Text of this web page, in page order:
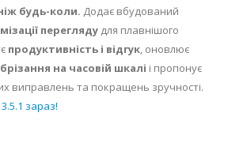
будь-коли. Додає вбудований
перегляду для плавнішого
продуктивність і відгук, оновлює
на часовій шкалі і пропонує
виправлень та покращень зручності.
зараз!